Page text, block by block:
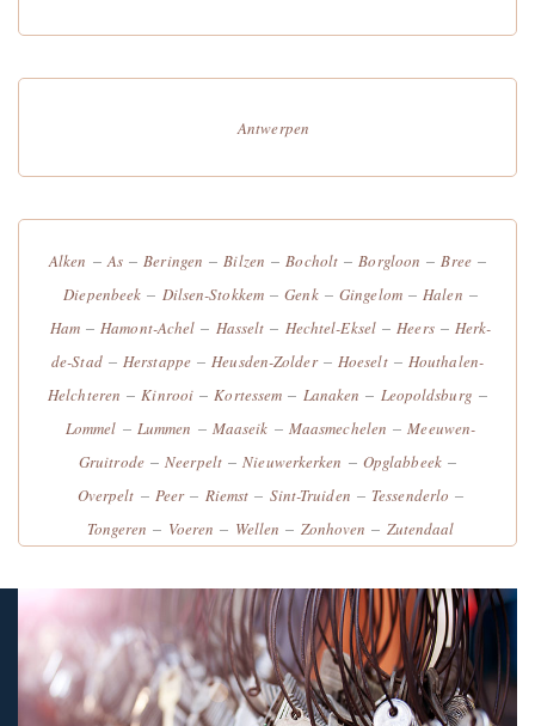
Antwerpen
Alken –As–Beringen –Bilzen –Bocholt –Borgloon –Bree–
Diepenbeek – Dilsen-Stokkem–Genk–Gingelom–Halen –
Ham–Hamont-Achel – Hasselt – Hechtel-Eksel–Heers–Herk-
de-Stad–Herstappe–Heusden-Zolder– Hoeselt– Houthalen-
Helchteren –Kinrooi –Kortessem – Lanaken – Leopoldsburg –
Lommel – Lummen – Maaseik – Maasmechelen –Meeuwen-
Gruitrode–Neerpelt–Nieuwerkerken – Opglabbeek–
Overpelt – Peer– Riemst – Sint-Truiden – Tessenderlo –
Tongeren – Voeren – Wellen – Zonhoven – Zutendaal